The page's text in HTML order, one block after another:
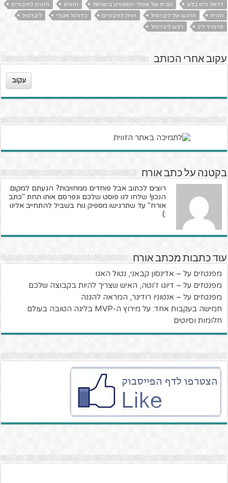
דניאל היט בלוג
הבית של אוהדי הספורט בישראל הזווית
הזווית לחיבורים
הזוית
הרכש של ליברפול זווית לחיבורים כדורגל אנגלי
ליברפול
פרמייר ליג
רכש ליברפול
עקוב אחרי הכותב
עקוב
בקטנה על כתב אורח
רוצים לכתוב אבל פוחדים ממחויבות? הגעתם למקום
הנכון! שלחו לנו פוסט שלכם ונפרסם אותו תחת "כתב
אורח" עד שתרגישו מספיק נוח בשביל להתחייב אלינו
:)
עוד כתבות מכתב אורח
מפנטזים על – אדינסון קבאני, נטול האגו
מפנטזים על – דיוגו ז'וטה, האיש שצריך להיות בקבוצה שלכם
מפנטזים על – אנטוניו רודיגר, המראה להגנה
חמישה בעקבות אחד: על מירוץ ה-MVP בליגה הטובה בעולם
חלומות וסיוטים